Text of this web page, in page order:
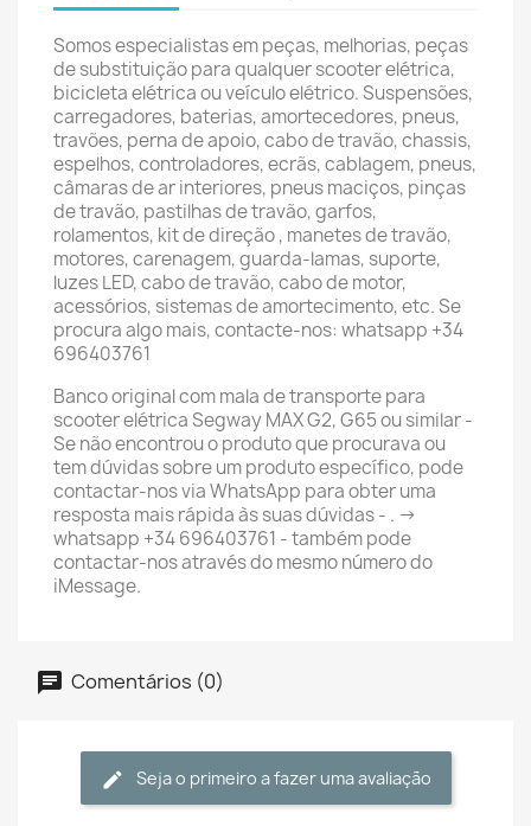
Somos especialistas em peças, melhorias, peças
de substituição para qualquer scooter elétrica,
bicicleta elétrica ou veículo elétrico. Suspensões,
carregadores, baterias, amortecedores, pneus,
travões, perna de apoio, cabo de travão, chassis,
espelhos, controladores, ecrãs, cablagem, pneus,
câmaras de ar interiores, pneus maciços, pinças
de travão, pastilhas de travão, garfos,
rolamentos, kit de direção , manetes de travão,
motores, carenagem, guarda-lamas, suporte,
luzes LED, cabo de travão, cabo de motor,
acessórios, sistemas de amortecimento, etc. Se
procura algo mais, contacte-nos: whatsapp +34
696403761
Banco original com mala de transporte para
scooter elétrica Segway MAX G2, G65 ou similar -
Se não encontrou o produto que procurava ou
tem dúvidas sobre um produto específico, pode
contactar-nos via WhatsApp para obter uma
resposta mais rápida às suas dúvidas - . ->
whatsapp +34 696403761 - também pode
contactar-nos através do mesmo número do
iMessage.
Comentários (0)
Seja o primeiro a fazer uma avaliação